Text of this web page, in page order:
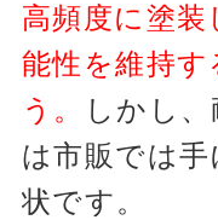
高頻度に塗
能性を維持す
う。
しかし
は市販では
状です。